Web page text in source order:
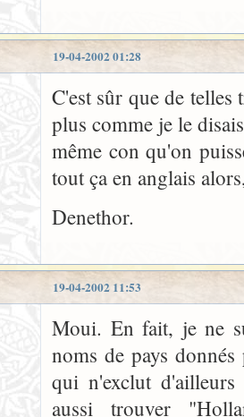
19-04-2002 01:28
C'est sûr que de telles
plus comme je le
même con qu'on
tout ça en anglais
Denethor.
19-04-2002 11:53
Moui. En fait, je ne
noms de pays
qui n'exclut
aussi trouver